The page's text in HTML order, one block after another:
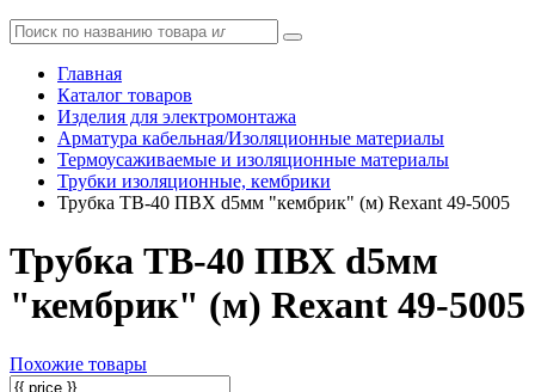
Главная
Каталог товаров
Изделия для электромонтажа
Арматура кабельная/Изоляционные материалы
Термоусаживаемые и изоляционные материалы
Трубки изоляционные, кембрики
Трубка ТВ-40 ПВХ d5мм "кембрик" (м) Rexant 49-5005
Трубка ТВ-40 ПВХ d5мм
"кембрик" (м) Rexant 49-5005
Похожие товары